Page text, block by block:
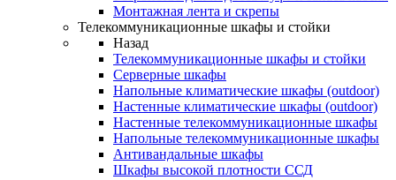
Монтажная лента и скрепы
Телекоммуникационные шкафы и стойки
Назад
Телекоммуникационные шкафы и стойки
Серверные шкафы
Напольные климатические шкафы (outdoor)
Настенные климатические шкафы (outdoor)
Настенные телекоммуникационные шкафы
Напольные телекоммуникационные шкафы
Антивандальные шкафы
Шкафы высокой плотности ССД